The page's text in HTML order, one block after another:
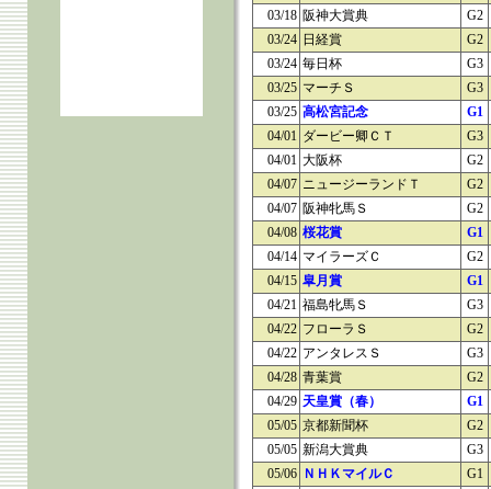
03/18 阪神大賞典
G2
03/24 日経賞
G2
03/24 毎日杯
G3
03/25 マーチＳ
G3
03/25 高松宮記念
G1
04/01 ダービー卿ＣＴ
G3
04/01 大阪杯
G2
04/07 ニュージーランドＴ
G2
04/07 阪神牝馬Ｓ
G2
04/08 桜花賞
G1
04/14 マイラーズＣ
G2
04/15 皐月賞
G1
04/21 福島牝馬Ｓ
G3
04/22 フローラＳ
G2
04/22 アンタレスＳ
G3
04/28 青葉賞
G2
04/29 天皇賞（春）
G1
05/05 京都新聞杯
G2
05/05 新潟大賞典
G3
05/06 ＮＨＫマイルＣ
G1